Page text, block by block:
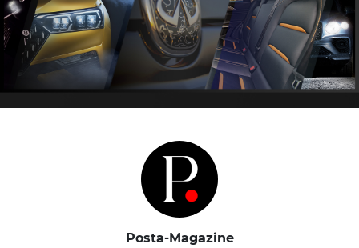
Posta-Magazine